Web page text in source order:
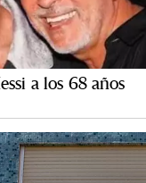
a los 68 años